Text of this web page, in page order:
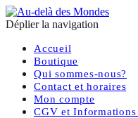
Déplier la navigation
Accueil
Boutique
Qui sommes-nous?
Contact et horaires
Mon compte
CGV et Informations